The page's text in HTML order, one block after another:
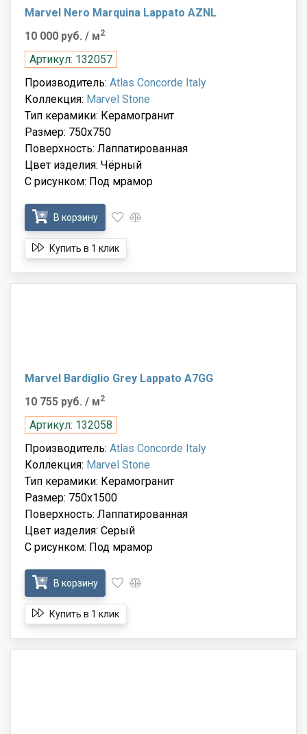
Marvel Nero Marquina Lappato AZNL
10 000 руб. / м2
Артикул: 132057
Производитель: Atlas Concorde Italy
Коллекция: Marvel Stone
Тип керамики: Керамогранит
Размер: 750x750
Поверхность: Лаппатированная
Цвет изделия: Чёрный
С рисунком: Под мрамор
В корзину
Купить в 1 клик
Marvel Bardiglio Grey Lappato A7GG
10 755 руб. / м2
Артикул: 132058
Производитель: Atlas Concorde Italy
Коллекция: Marvel Stone
Тип керамики: Керамогранит
Размер: 750x1500
Поверхность: Лаппатированная
Цвет изделия: Серый
С рисунком: Под мрамор
В корзину
Купить в 1 клик